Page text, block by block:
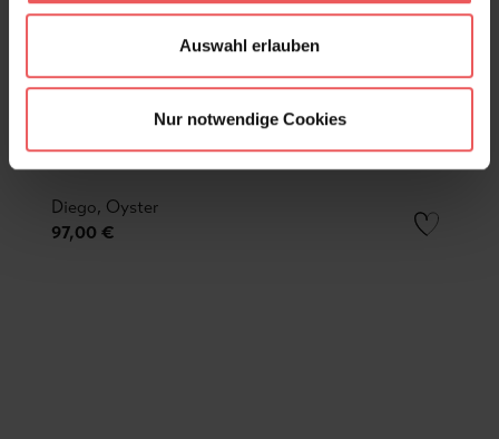
Auswahl erlauben
Nur notwendige Cookies
Diego, Oyster
97,00 €